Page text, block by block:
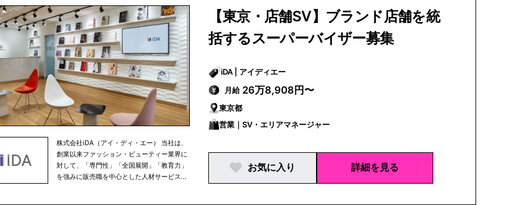
人認定について 株式会社ｉＤＡは２０２２年
度より健康経営優良法人に認定されていま
す。 これは従業員の健康管理を経営的な視点
で考え、戦略的に実践する「健康経営」の取
組が優良であると経済産業省及び厚生労働省
が認めるものです。今後も従業員全員の健康
の保持・増進に取り組んでまいります。
＜株式会社ｉＤＡ 健康宣言＞ 当社は従業員
全員が心身ともに健康的な生活を送り、 ひと
りひとりの個性や能力を最大限に発揮できる
職場環境の構築を目指し以下を宣言します。
組みます ・社員のヘルスリテラシー向上に努
めます ・メンタルヘルス対策に取り組みます
・社員間のコミュニケーションを促進します
・感染症予防対策を引き続き行います ・乳が
株式会社iDA（アイ・ディ・エー） 当社は、
創業以来ファッション・ビューティー業界に
対して、「専門性」「全国展開」「教育力」
を強みに販売職を中心とした人材サービスを
【東京・店舗SV】ブランド店舗を統
括するスーパーバイザー募集
iDA | アイディエー
月給 26万8,908円〜
東京都
営業｜SV・エリアマネージャー
お気に入り 詳細を見る